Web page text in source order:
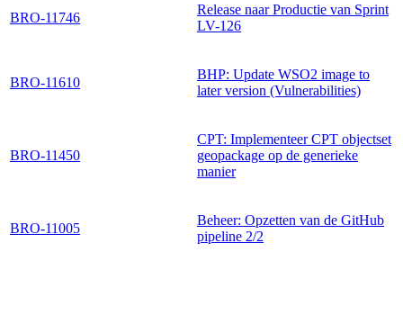
BRO-11746
Release naar Productie van Sprint
LV-126
BRO-11610
BHP: Update WSO2 image to
later version (Vulnerabilities)
BRO-11450
CPT: Implementeer CPT objectset
geopackage op de generieke
manier
BRO-11005
Beheer: Opzetten van de GitHub
pipeline 2/2